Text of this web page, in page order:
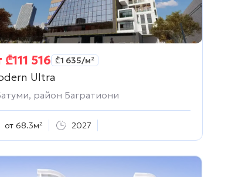
₾111 516 ₾1 635/м²
Ultra
район Багратиони
от 68.3м² 2027